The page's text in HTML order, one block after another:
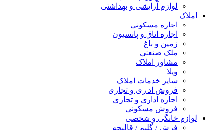
لوازم آرایشی و بهداشتی
املاک
اجاره مسکونی
اجاره اتاق و پانسیون
زمین و باغ
ملک صنعتی
مشاور املاک
ویلا
سایر خدمات املاک
فروش اداری و تجاری
اجاره اداری و تجاری
فروش مسکونی
لوازم خانگی و شخصی
فرش / گلیم / قالیچه